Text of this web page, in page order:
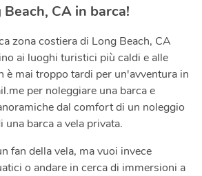
CA in barca!
zona costiera di Long Beach, CA
ai luoghi turistici più caldi e alle
è mai troppo tardi per un'avventura in
per noleggiare una barca e
dal comfort di un noleggio
barca a vela privata.
fan della vela, ma vuoi invece
o andare in cerca di immersioni a